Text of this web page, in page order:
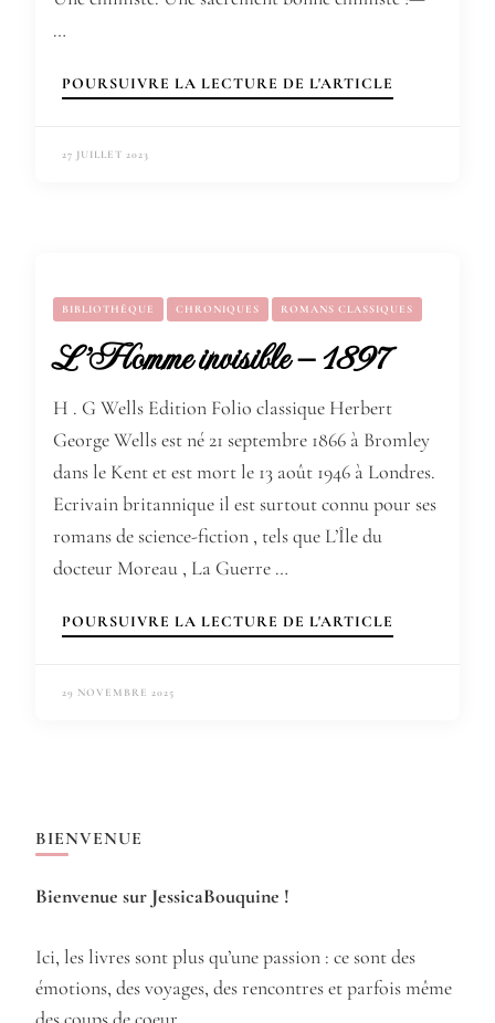
…
POURSUIVRE LA LECTURE DE L'ARTICLE
27 JUILLET 2023
BIBLIOTHÈQUE CHRONIQUES ROMANS CLASSIQUES
L’Homme invisible – 1897
H . G Wells Edition Folio classique Herbert
George Wells est né 21 septembre 1866 à Bromley
dans le Kent et est mort le 13 août 1946 à Londres.
Ecrivain britannique il est surtout connu pour ses
romans de science-fiction , tels que L’Île du
docteur Moreau , La Guerre …
POURSUIVRE LA LECTURE DE L'ARTICLE
29 NOVEMBRE 2025
BIENVENUE
Bienvenue sur JessicaBouquine !
Ici, les livres sont plus qu’une passion : ce sont des
émotions, des voyages, des rencontres et parfois même